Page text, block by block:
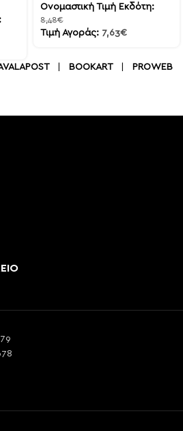
Ονομαστική Τιμή Εκδότη:
8,48€
Τιμή Αγοράς: 7,63€
| BOOKART| PROWEB